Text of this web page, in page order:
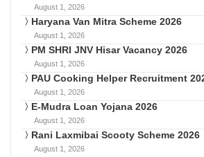
August 1, 2026
Haryana Van Mitra Scheme 2026
August 1, 2026
PM SHRI JNV Hisar Vacancy 2026
August 1, 2026
PAU Cooking Helper Recruitment
August 1, 2026
E-Mudra Loan Yojana 2026
August 1, 2026
Rani Laxmibai Scooty Scheme 2026
August 1, 2026